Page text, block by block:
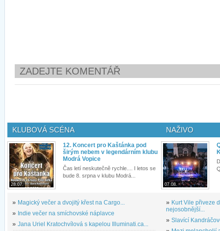
ZADEJTE KOMENTÁŘ
KLUBOVÁ SCÉNA
28.07.
12. Koncert pro Kaštánka pod
širým nebem v legendárním klubu
Modrá Vopice
Čas letí neskutečně rychle.... I letos se
bude 8. srpna v klubu Modrá...
» Magický večer a dvojitý křest na Cargo...
» Indie večer na smíchovské náplavce
» Jana Uriel Kratochvílová s kapelou Illuminati.ca...
NAŽIVO
07.08.
» Kurt Vile přiveze
nejosobnější...
» Slavící